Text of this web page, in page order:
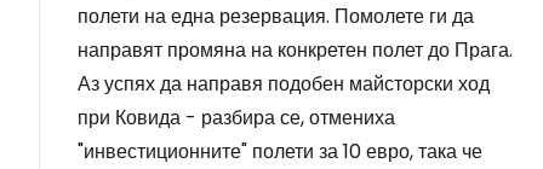
полети на една резервация. Помолете ги да
направят промяна на конкретен полет до Прага.
Аз успях да направя подобен майсторски ход
при Ковида - разбира се, отмениха
"инвестиционните" полети за 10 евро, така че